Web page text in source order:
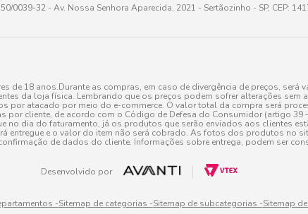
0039-32 - Av. Nossa Senhora Aparecida, 2021 - Sertãozinho - SP, CEP:
18 anos.Durante as compras, em caso de divergência de preços,
da loja física. Lembrando que os preços podem sofrer alterações
por atacado por meio do e-commerce. O valor total da compra será
cliente, de acordo com o Código de Defesa do Consumidor (artigo 39 – I
no dia do faturamento, já os produtos que serão enviados aos clientes
entregue e o valor do item não será cobrado. As fotos dos produtos no
de dados do cliente. Informações sobre entrega, podem ser
Desenvolvido por
-Sitemap de categorias -Sitemap de subcategorias -Sitemap